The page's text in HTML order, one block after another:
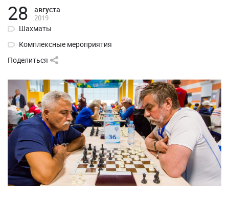
28 августа
2019
Шахматы
Комплексные мероприятия
Поделиться